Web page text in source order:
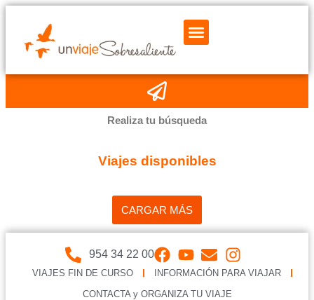
Realiza tu búsqueda
Viajes disponibles
CARGAR MÁS
954 34 22 00
VIAJES FIN DE CURSO
INFORMACIÓN PARA VIAJAR
CONTACTA y ORGANIZA TU VIAJE